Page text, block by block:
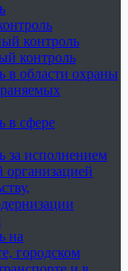
контроль
контроль
в области охраны
в сфере
за исполнением
на
городском